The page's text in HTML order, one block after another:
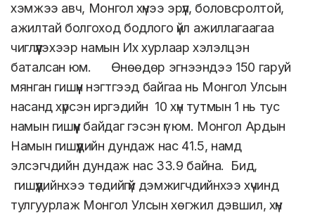
хэмжээ авч, Монгол хүнээ эрүүл, боловсролтой,
ажилтай болгоход бодлого үйл ажиллагаагаа
чиглүүлэхээр намын Их хурлаар хэлэлцэн
баталсан юм. Өнөөдөр эгнээндээ 150 гаруй
мянган гишүүн нэгтгээд байгаа нь Монгол Улсын
насанд хүрсэн иргэдийн 10 хүн тутмын 1 нь тус
намын гишүүн байдаг гэсэн үг юм. Монгол Ардын
Намын гишүүдийн дундаж нас 41.5, намд
элсэгчдийн дундаж нас 33.9 байна. Бид,
гишүүдийнхээ төдийгүй дэмжигчдийнхээ хүчинд
тулгуурлаж Монгол Улсын хөгжил дэвшил, хүн